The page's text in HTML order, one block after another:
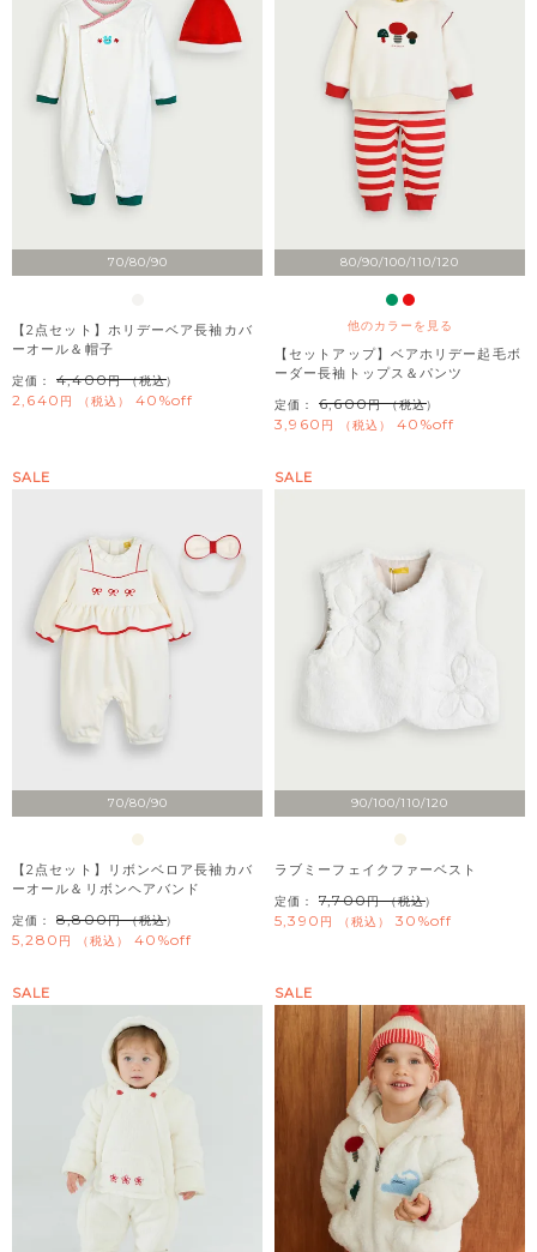
70/80/90
【2点セット】ホリデーベア長袖カバ
ーオール＆帽子
定価： 4,400 （税込）
2,640 税込 40%off
80/90/100/110/120
他のカラーを見る
【セットアップ】ベアホリデー起毛ボ
ーダー長袖トップス＆パンツ
定価： 6,600 （税込）
3,960 税込 40%off
70/80/90
SALE
【2点セット】リボンベロア長袖カバ
ーオール＆リボンヘアバンド
定価： 8,800 （税込）
5,280 税込 40%off
90/100/110/120
SALE
ラブミーフェイクファーベスト
定価： 7,700 （税込）
5,390 税込 30%off
SALE SALE